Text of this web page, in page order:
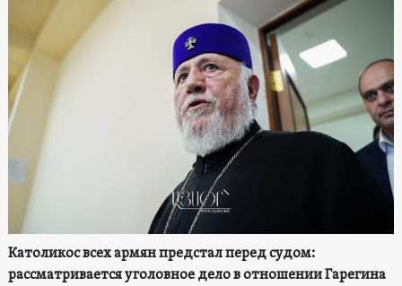
Католикос всех армян предстал перед судом:
рассматривается уголовное дело в отношении Гарегина